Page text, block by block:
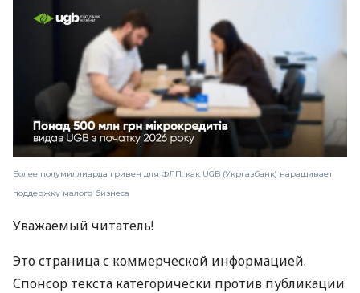
Более полумиллиарда гривен для ФЛП: как UGB (Укргазбанк) наращивает
поддержку малого бизнеса
Уважаемый читатель!
Это страница с коммерческой информацией.
Спонсор текста категорически против публикации